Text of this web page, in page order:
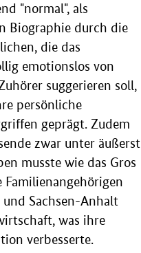
"normal", als
Biographie durch die
die das
emotionslos von
suggerieren soll,
persönliche
geprägt. Zudem
zwar unter äußerst
musste wie das Gros
Familienangehörigen
Sachsen-Anhalt
was ihre
verbesserte.